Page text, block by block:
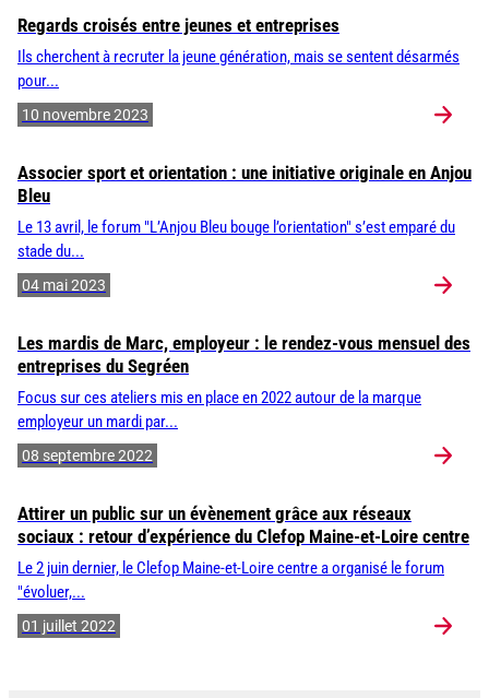
Regards croisés entre jeunes et entreprises
Ils cherchent à recruter la jeune génération, mais se sentent désarmés
pour...
10 novembre 2023
Associer sport et orientation : une initiative originale en Anjou
Bleu
Le 13 avril, le forum "L’Anjou Bleu bouge l’orientation" s’est emparé du
stade du...
04 mai 2023
Les mardis de Marc, employeur : le rendez-vous mensuel des
entreprises du Segréen
Focus sur ces ateliers mis en place en 2022 autour de la marque
employeur un mardi par...
08 septembre 2022
Attirer un public sur un évènement grâce aux réseaux
sociaux : retour d’expérience du Clefop Maine-et-Loire centre
Le 2 juin dernier, le Clefop Maine-et-Loire centre a organisé le forum
"évoluer,...
01 juillet 2022